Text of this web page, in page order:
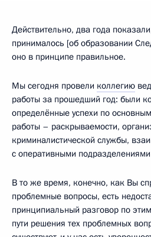
Действительно, два года
принималось [об образовании
оно в принципе правильное.
Мы сегодня провели коллегию
работы за прошедший год: были
определённые успехи по
работы – раскрываемости,
криминалистической службы,
с оперативными
В то же время, конечно, как Вы
проблемные вопросы, есть
принципиальный разговор по
пути решения тех проблемных